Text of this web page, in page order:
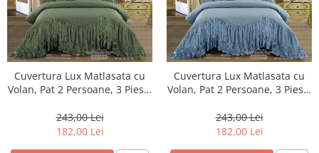
Cuvertura Lux Matlasata cu
Volan, Pat 2 Persoane, 3 Piese,
243,00 Lei
182,00 Lei
Cuvertura Lux Matlasata cu
Volan, Pat 2 Persoane, 3 Piese,
243,00 Lei
182,00 Lei